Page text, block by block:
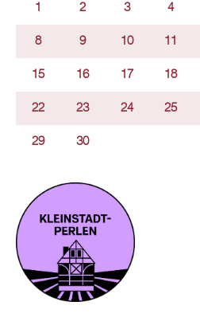
1 2 3 4
8 9 10 11
15 16 17 18
22 23 24 25
29 30